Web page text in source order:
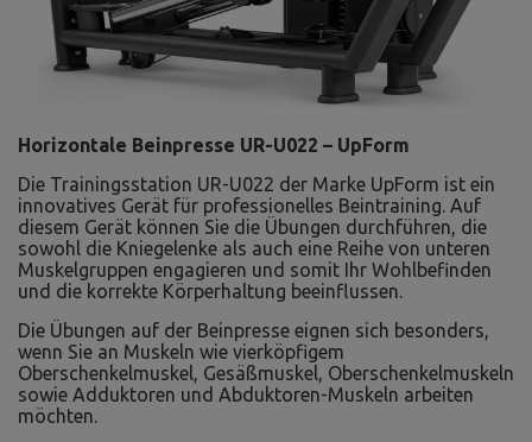
Horizontale Beinpresse UR-U022 – UpForm
Die Trainingsstation UR-U022 der Marke UpForm ist ein
innovatives Gerät für professionelles Beintraining. Auf
diesem Gerät können Sie die Übungen durchführen, die
sowohl die Kniegelenke als auch eine Reihe von unteren
Muskelgruppen engagieren und somit Ihr Wohlbefinden
und die korrekte Körperhaltung beeinflussen.
Die Übungen auf der Beinpresse eignen sich besonders,
wenn Sie an Muskeln wie vierköpfigem
Oberschenkelmuskel, Gesäßmuskel, Oberschenkelmuskeln
sowie Adduktoren und Abduktoren-Muskeln arbeiten
möchten.